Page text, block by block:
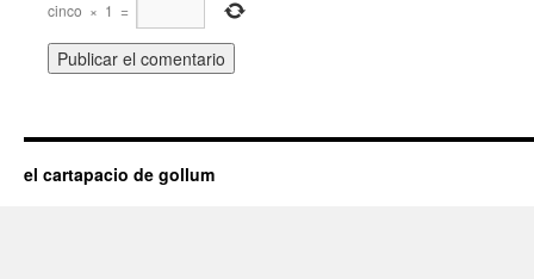
cinco × 1 =
el cartapacio de gollum